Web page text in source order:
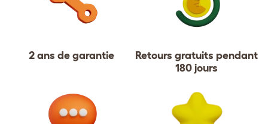
2 ans de garantie
Retours gratuits pendant
180 jours